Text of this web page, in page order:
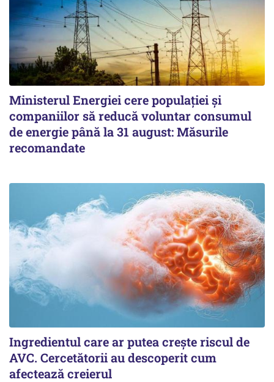
Ministerul Energiei cere populației și
companiilor să reducă voluntar consumul
de energie până la 31 august: Măsurile
recomandate
Ingredientul care ar putea crește riscul de
AVC. Cercetătorii au descoperit cum
afectează creierul